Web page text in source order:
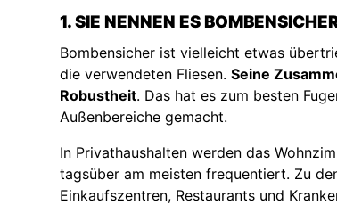
1. SIE NENNEN ES
Bombensicher ist vielleicht etwas
die verwendeten Fliesen. Seine
Robustheit. Das hat es zum besten
Außenbereiche gemacht.
In Privathaushalten werden das
tagsüber am meisten frequentiert. Zu
Einkaufszentren, Restaurants und